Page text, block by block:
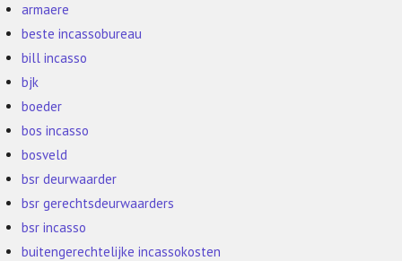
armaere
beste incassobureau
bill incasso
bjk
boeder
bos incasso
bosveld
bsr deurwaarder
bsr gerechtsdeurwaarders
bsr incasso
buitengerechtelijke incassokosten